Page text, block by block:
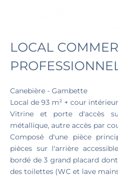
LOCAL
Canebière - Gambette
Local de 93 m² + cour
Vitrine et porte d'accès
métallique, autre accès par
Composé d'une pièce
pièces sur l'arrière
bordé de 3 grand placard
des toilettes (WC et lave